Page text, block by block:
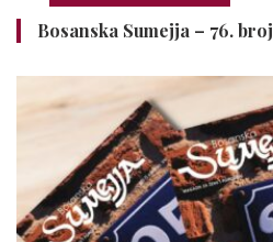
Bosanska Sumejja – 76. broj